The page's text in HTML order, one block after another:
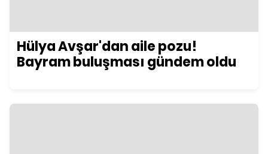
Hülya Avşar'dan aile pozu!
Bayram buluşması gündem oldu